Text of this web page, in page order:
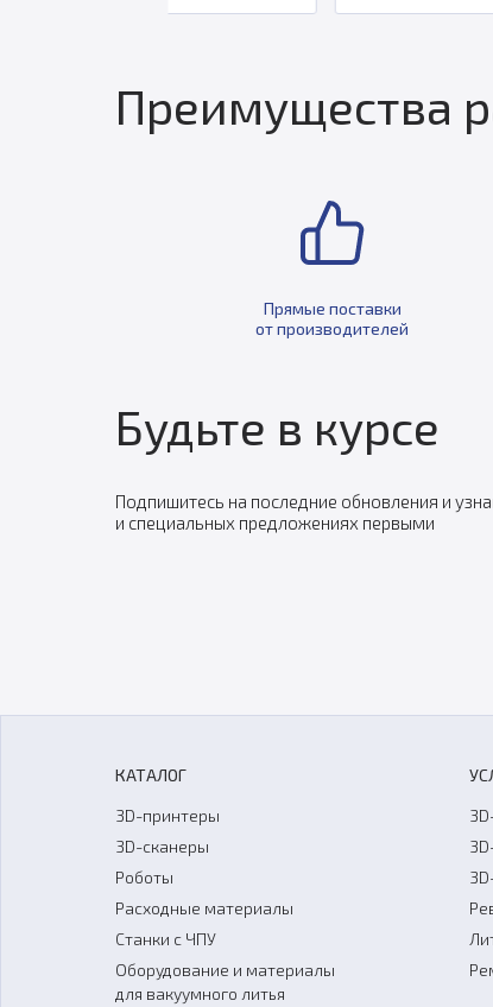
Преимущества
Прямые поставки
от производителей
Будьте в курсе
Подпишитесь на последние обновления и
и специальных предложениях первыми
КАТАЛОГ
3D-принтеры
3D-сканеры
Роботы
Расходные материалы
Станки с ЧПУ
Оборудование и материалы
для вакуумного литья